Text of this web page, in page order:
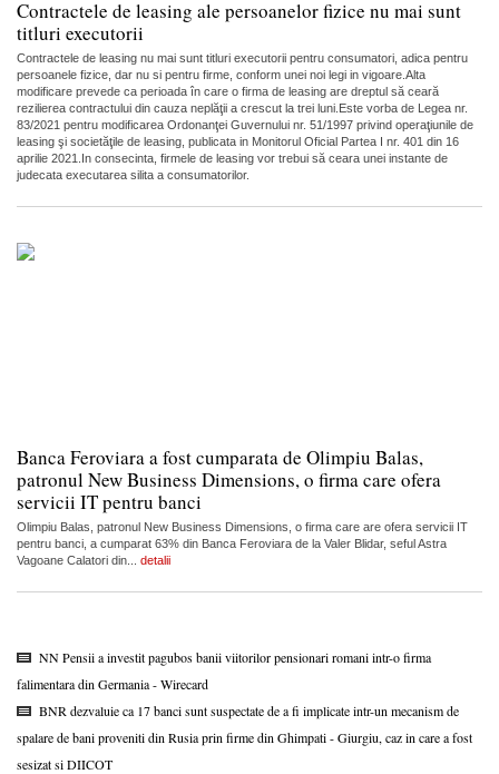
Contractele de leasing ale persoanelor fizice nu mai sunt
titluri executorii
Contractele de leasing nu mai sunt titluri executorii pentru consumatori, adica pentru
persoanele fizice, dar nu si pentru firme, conform unei noi legi in vigoare.Alta
modificare prevede ca perioada în care o firma de leasing are dreptul să ceară
rezilierea contractului din cauza neplăţii a crescut la trei luni.Este vorba de Legea nr.
83/2021 pentru modificarea Ordonanţei Guvernului nr. 51/1997 privind operaţiunile de
leasing şi societăţile de leasing, publicata in Monitorul Oficial Partea I nr. 401 din 16
aprilie 2021.In consecinta, firmele de leasing vor trebui să ceara unei instante de
judecata executarea silita a consumatorilor.
Banca Feroviara a fost cumparata de Olimpiu Balas,
patronul New Business Dimensions, o firma care ofera
servicii IT pentru banci
Olimpiu Balas, patronul New Business Dimensions, o firma care are ofera servicii IT
pentru banci, a cumparat 63% din Banca Feroviara de la Valer Blidar, seful Astra
Vagoane Calatori din... detalii
NN Pensii a investit pagubos banii viitorilor pensionari romani intr-o firma
falimentara din Germania - Wirecard
BNR dezvaluie ca 17 banci sunt suspectate de a fi implicate intr-un mecanism de
spalare de bani proveniti din Rusia prin firme din Ghimpati - Giurgiu, caz in care a fost
sesizat si DIICOT